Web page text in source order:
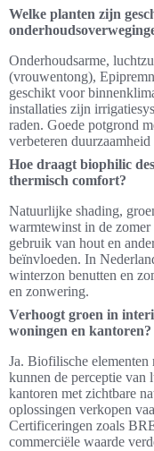
Welke planten zijn
Onderhoudsarme,
(vrouwentong),
geschikt voor
installaties zijn
raden. Goede potgrond
verbeteren
Hoe draagt biophilic
thermisch comfort?
Natuurlijke shading,
warmtewinst in de
gebruik van hout en
beïnvloeden. In
winterzon benutten en
en zonwering.
Verhoogt groen in
woningen en kantoren?
Ja. Biofilische elementen
kunnen de perceptie van
kantoren met zichtbare
oplossingen verkopen
Certificeringen zoals
commerciële waarde